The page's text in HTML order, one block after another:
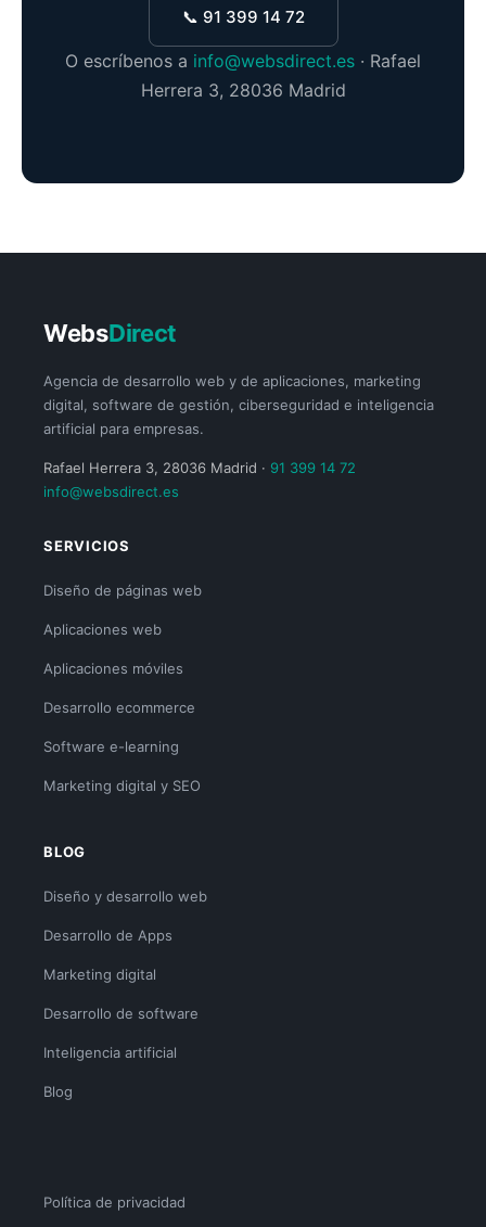
📞 91 399 14 72
O escríbenos a info@websdirect.es · Rafael
Herrera 3, 28036 Madrid
WebsDirect
Agencia de desarrollo web y de aplicaciones, marketing
digital, software de gestión, ciberseguridad e inteligencia
artificial para empresas.
Rafael Herrera 3, 28036 Madrid · 91 399 14 72
info@websdirect.es
SERVICIOS
Diseño de páginas web
Aplicaciones web
Aplicaciones móviles
Desarrollo ecommerce
Software e-learning
Marketing digital y SEO
BLOG
Diseño y desarrollo web
Desarrollo de Apps
Marketing digital
Desarrollo de software
Inteligencia artificial
Blog
Política de privacidad